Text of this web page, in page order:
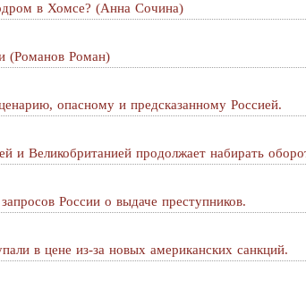
в Хомсе? (Анна Сочина)
(Романов Роман)
опасному и предсказанному Россией.
и Великобританией продолжает набирать
России о выдаче преступников.
в цене из-за новых американских санкций.